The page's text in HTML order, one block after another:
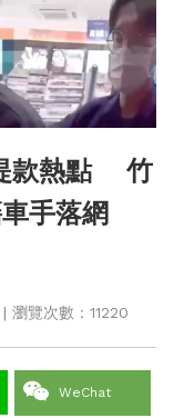
款熱點 竹
手落網
覽次數：11220
WeChat